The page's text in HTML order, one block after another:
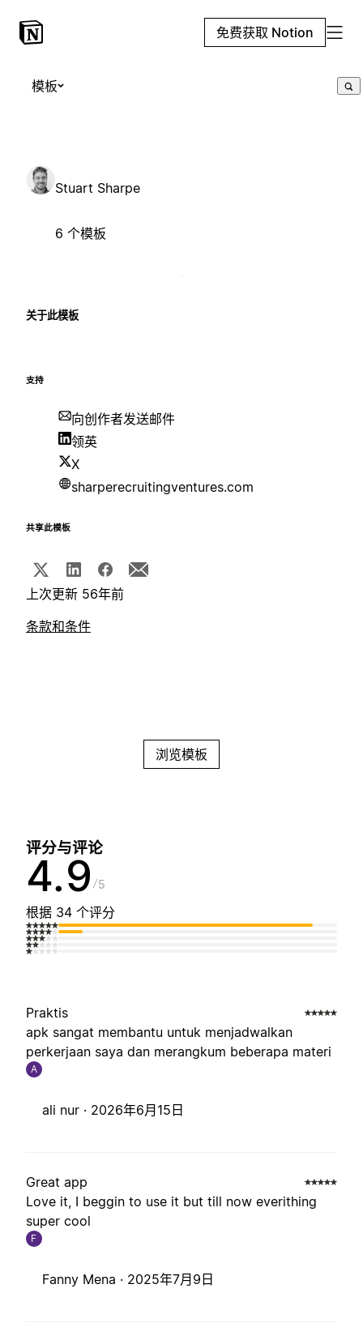
免费获取 Notion
模板
Stuart Sharpe
6 个模板
关于此模板
支持
向创作者发送邮件
领英
X
sharperecruitingventures.com
共享此模板
上次更新 56年前
条款和条件
浏览模板
评分与评论
4.9 5
根据 34 个评分
Praktis
apk sangat membantu untuk menjadwalkan
perkerjaan saya dan merangkum beberapa materi
A
ali nur · 2026年6月15日
Great app
Love it, I beggin to use it but till now everithing
super cool
F
Fanny Mena · 2025年7月9日